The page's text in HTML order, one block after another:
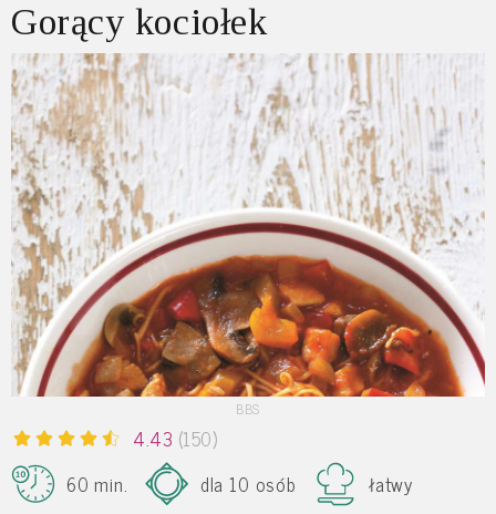
Gorący kociołek
BBS
4.43 (150)
60 min.
dla 10 osób łatwy